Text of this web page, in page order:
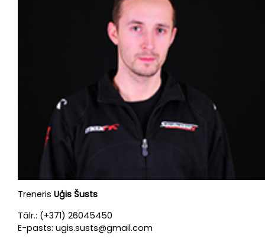
Treneris Uģis Šusts
Tālr.: (+371) 26045450
E-pasts: ugis.susts@gmail.com